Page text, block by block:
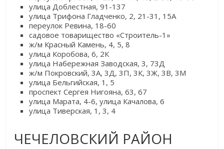
улица Доблестная, 91-137
улица Трифона Гладченко, 2, 21-31, 15А
переулок Ревина, 18-60
садовое товарищество «Строитель-1»
ж/м Красный Камень, 4, 5, 8
улица Коробова, 6, 2К
улица Набережная Заводская, 3, 73Д
ж/м Покровский, 3А, 3Д, 3П, 3К, 3Ж, 3В, 3М
улица Бельгийская, 1, 5
проспект Сергея Нигояна, 63, 67
улица Марата, 4-6, улица Качалова, 6
улица Тиверская, 1, 3, 4
ЧЕЧЕЛОВСКИЙ РАЙОН